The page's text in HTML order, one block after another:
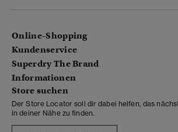
Online-Shopping
Kundenservice
Superdry The Brand
Informationen
Store suchen
Der Store Locator soll dir dabei helfen, das
in deiner Nähe zu finden.